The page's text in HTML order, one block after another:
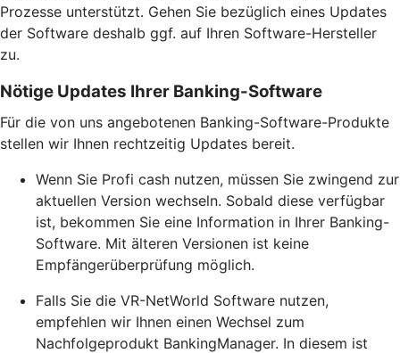
Prozesse unterstützt. Gehen Sie bezüglich eines Updates
der Software deshalb ggf. auf Ihren Software-Hersteller
zu.
Nötige Updates Ihrer Banking-Software
Für die von uns angebotenen Banking-Software-Produkte
stellen wir Ihnen rechtzeitig Updates bereit.
Wenn Sie Profi cash nutzen, müssen Sie zwingend zur
aktuellen Version wechseln. Sobald diese verfügbar
ist, bekommen Sie eine Information in Ihrer Banking-
Software. Mit älteren Versionen ist keine
Empfängerüberprüfung möglich.
Falls Sie die VR-NetWorld Software nutzen,
empfehlen wir Ihnen einen Wechsel zum
Nachfolgeprodukt BankingManager. In diesem ist